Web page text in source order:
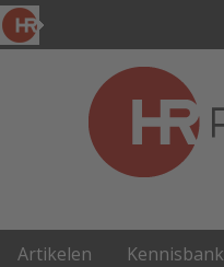
Artikelen Kennisbank